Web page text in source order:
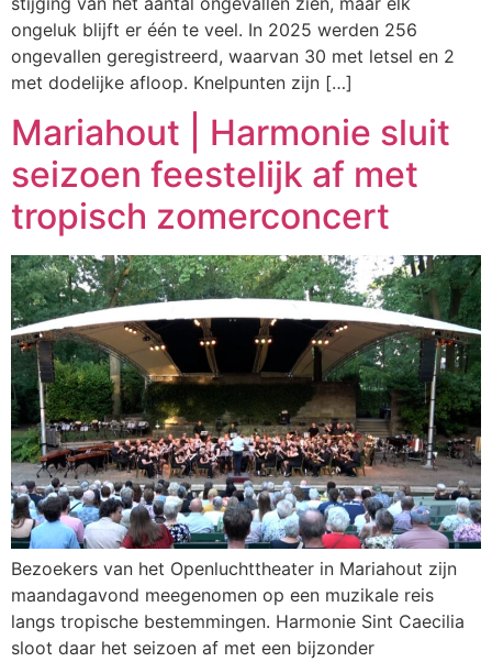
ongeluk blijft er één te veel. In 2025 werden 256
ongevallen geregistreerd, waarvan 30 met letsel en 2
met dodelijke afloop. Knelpunten zijn […]
Mariahout | Harmonie sluit
seizoen feestelijk af met
tropisch zomerconcert
Bezoekers van het Openluchttheater in Mariahout zijn
maandagavond meegenomen op een muzikale reis
langs tropische bestemmingen. Harmonie Sint Caecilia
sloot daar het seizoen af met een bijzonder